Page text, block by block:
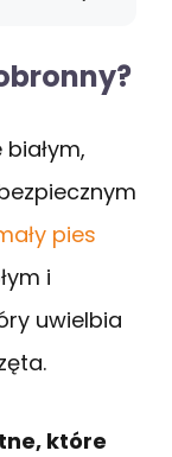
pies
i
uwielbia
które